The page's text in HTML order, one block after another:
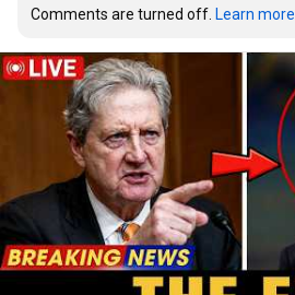
Comments are turned off. Learn more